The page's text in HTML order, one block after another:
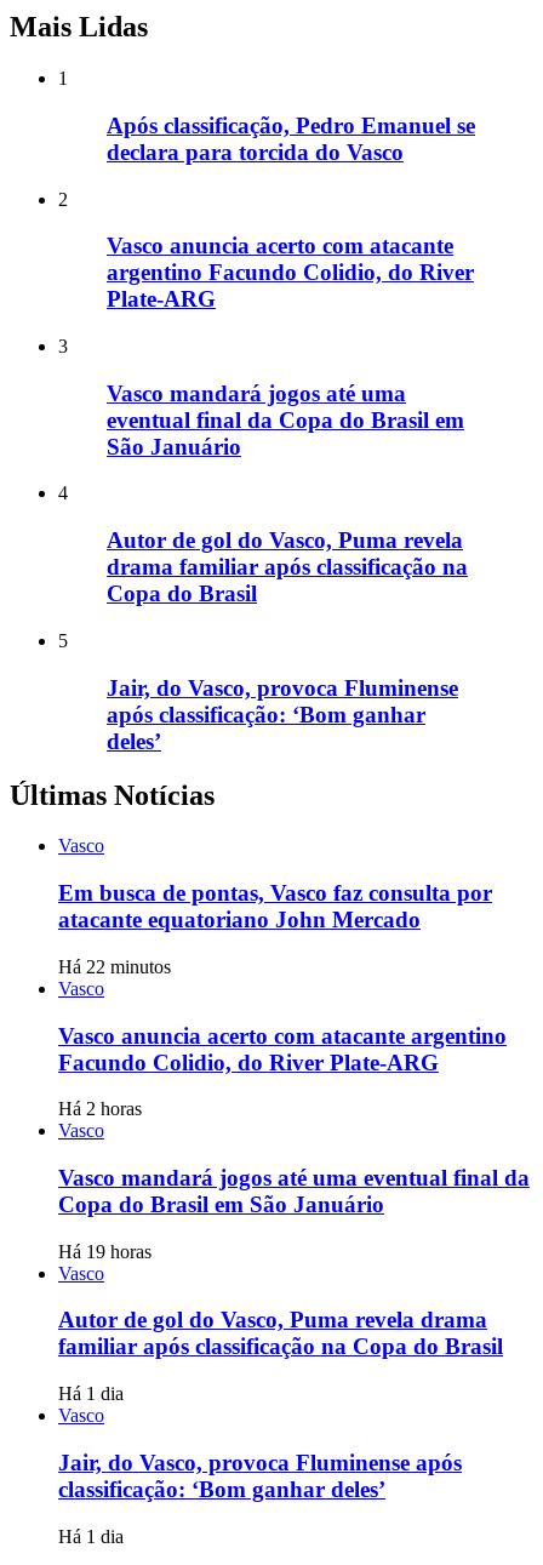
Mais Lidas
1
Após classificação, Pedro Emanuel se
declara para torcida do Vasco
2
Vasco anuncia acerto com atacante
argentino Facundo Colidio, do River
Plate-ARG
3
Vasco mandará jogos até uma
eventual final da Copa do Brasil em
São Januário
4
Autor de gol do Vasco, Puma revela
drama familiar após classificação na
Copa do Brasil
5
Jair, do Vasco, provoca Fluminense
após classificação: ‘Bom ganhar
deles’
Últimas Notícias
Vasco
Em busca de pontas, Vasco faz consulta por
atacante equatoriano John Mercado
Há 22 minutos
Vasco
Vasco anuncia acerto com atacante argentino
Facundo Colidio, do River Plate-ARG
Há 2 horas
Vasco
Vasco mandará jogos até uma eventual final da
Copa do Brasil em São Januário
Há 19 horas
Vasco
Autor de gol do Vasco, Puma revela drama
familiar após classificação na Copa do Brasil
Há 1 dia
Vasco
Jair, do Vasco, provoca Fluminense após
classificação: ‘Bom ganhar deles’
Há 1 dia